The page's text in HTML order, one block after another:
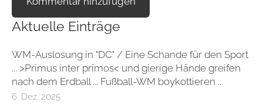
Aktuelle Einträge
WM-Auslosung in "DC" / Eine Schande für den Sport
... >Primus inter primos< und gierige Hände greifen
nach dem Erdball ... Fußball-WM boykottieren ...
6. Dez. 2025